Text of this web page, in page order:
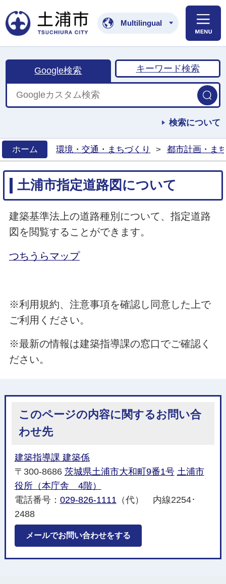
土浦市公式ホームペ
Multilingual
Google検索 キーワード検索
検索について
ホーム
環境・交通・まちづくり > 都市計画・ま
土浦市指定道路図について
建築基準法上の道路種別について、指定道路
図を閲覧することができます。
つちうらマップ
※利用規約、注意事項を確認し同意した上で
ご利用ください。
※最新の情報は建築指導課の窓口でご確認く
ださい。
このページの内容に関するお問い合
わせ先
建築指導課 建築係
〒300-8686 茨城県土浦市大和町9番1号 土浦市
役所（本庁舎 4階）
電話番号： 029-826-1111（代） 内線2254･
2488
メールでお問い合わせをする